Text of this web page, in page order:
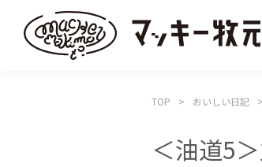
TOP おいしい日記
＜油道5